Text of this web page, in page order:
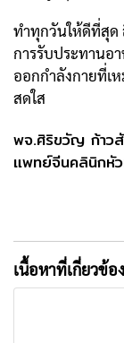
ทำทุกวันให้ดีที่สุด
การรับประทานอ
ออกกำลังกายที่เ
สดใส
พจ.ศิริขวัญ ก้าวสั
แพทย์จีนคลินิกหั
เนื้อหาที่เกี่ยวข้อง